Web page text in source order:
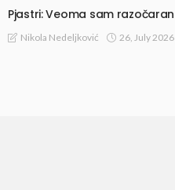
Pjastri: Veoma sam razočaran
Nikola Nedeljković 26, July 2026